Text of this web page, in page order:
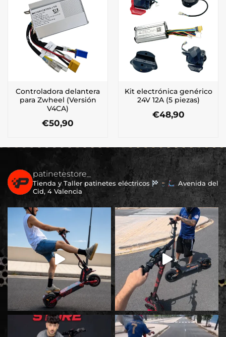
Controladora delantera
para Zwheel (Versión
V4CA)
€50,90
Kit electrónica genérico
24V 12A (5 piezas)
€48,90
patinetestore_
Tienda y Taller patinetes eléctricos
Avenida del
Cid, 4 Valencia